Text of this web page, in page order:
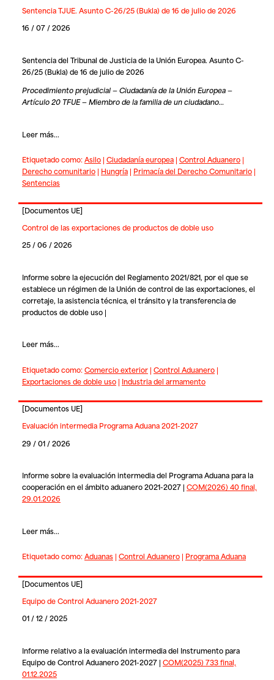
Sentencia TJUE. Asunto C-26/25 (Bukla) de 16 de julio de 2026
16 / 07 / 2026
Sentencia del Tribunal de Justicia de la Unión Europea. Asunto C-
26/25 (Bukla) de 16 de julio de 2026
Procedimiento prejudicial — Ciudadanía de la Unión Europea —
Artículo 20 TFUE — Miembro de la familia de un ciudadano…
Leer más...
Etiquetado como:Asilo| Ciudadanía europea| Control Aduanero|
Derecho comunitario| Hungría| Primacía del Derecho Comunitario|
Sentencias
[Documentos UE]
Control de las exportaciones de productos de doble uso
25 / 06 / 2026
Informe sobre la ejecución del Reglamento 2021/821, por el que se
establece un régimen de la Unión de control de las exportaciones, el
corretaje, la asistencia técnica, el tránsito y la transferencia de
productos de doble uso |
Leer más...
Etiquetado como:Comercio exterior| Control Aduanero|
Exportaciones de doble uso| Industria del armamento
[Documentos UE]
Evaluación intermedia Programa Aduana 2021-2027
29 / 01 / 2026
Informe sobre la evaluación intermedia del Programa Aduana para la
cooperación en el ámbito aduanero 2021-2027 | COM(2026) 40 final,
29.01.2026
Leer más...
Etiquetado como:Aduanas| Control Aduanero| Programa Aduana
[Documentos UE]
Equipo de Control Aduanero 2021-2027
01 / 12 / 2025
Informe relativo a la evaluación intermedia del Instrumento para
Equipo de Control Aduanero 2021-2027 | COM(2025) 733 final,
01.12.2025